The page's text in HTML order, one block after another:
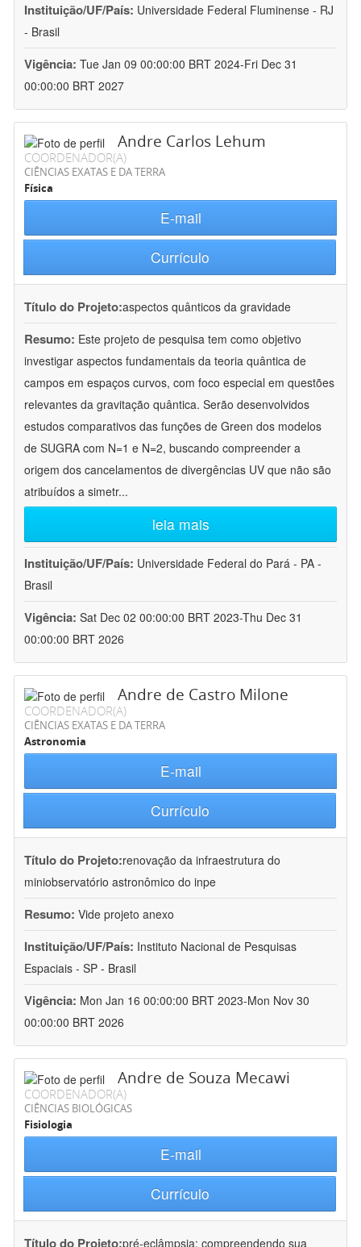
Instituição/UF/País: Universidade Federal Fluminense - RJ
- Brasil
Vigência: Tue Jan 09 00:00:00 BRT 2024-Fri Dec 31
00:00:00 BRT 2027
Andre Carlos Lehum
COORDENADOR(A)
CIÊNCIAS EXATAS E DA TERRA
Física
E-mail
Currículo
Título do Projeto:aspectos quânticos da gravidade
Resumo: Este projeto de pesquisa tem como objetivo
investigar aspectos fundamentais da teoria quântica de
campos em espaços curvos, com foco especial em questões
relevantes da gravitação quântica. Serão desenvolvidos
estudos comparativos das funções de Green dos modelos
de SUGRA com N=1 e N=2, buscando compreender a
origem dos cancelamentos de divergências UV que não são
atribuídos a simetr...
leia mais
Instituição/UF/País: Universidade Federal do Pará - PA -
Brasil
Vigência: Sat Dec 02 00:00:00 BRT 2023-Thu Dec 31
00:00:00 BRT 2026
Andre de Castro Milone
COORDENADOR(A)
CIÊNCIAS EXATAS E DA TERRA
Astronomia
E-mail
Currículo
Título do Projeto:renovação da infraestrutura do
miniobservatório astronômico do inpe
Resumo: Vide projeto anexo
Instituição/UF/País: Instituto Nacional de Pesquisas
Espaciais - SP - Brasil
Vigência: Mon Jan 16 00:00:00 BRT 2023-Mon Nov 30
00:00:00 BRT 2026
Andre de Souza Mecawi
COORDENADOR(A)
CIÊNCIAS BIOLÓGICAS
Fisiologia
E-mail
Currículo
Título do Projeto:pré-eclâmpsia: compreendendo sua